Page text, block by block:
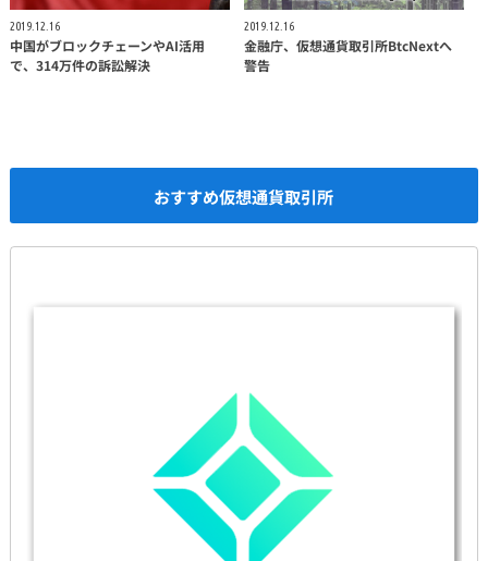
2019.12.16
中国がブロックチェーンやAI活用
で、314万件の訴訟解決
2019.12.16
金融庁、仮想通貨取引所BtcNextへ
警告
おすすめ仮想通貨取引所